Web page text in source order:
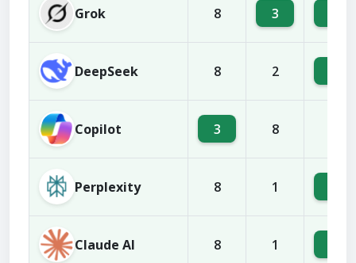
Grok 8 3
DeepSeek 8 2
Copilot 3 8
Perplexity 8 1
Claude AI 8 1